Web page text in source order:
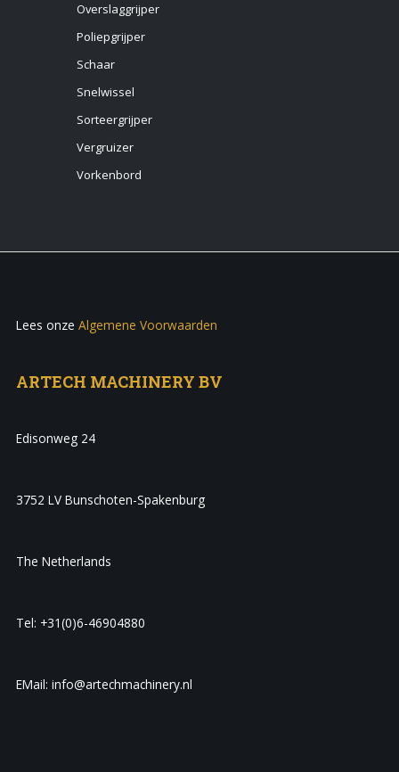
Overslaggrijper
Poliepgrijper
Schaar
Snelwissel
Sorteergrijper
Vergruizer
Vorkenbord
Lees onze Algemene Voorwaarden
ARTECH MACHINERY BV
Edisonweg 24
3752 LV Bunschoten-Spakenburg
The Netherlands
Tel: +31(0)6-46904880
EMail: info@artechmachinery.nl